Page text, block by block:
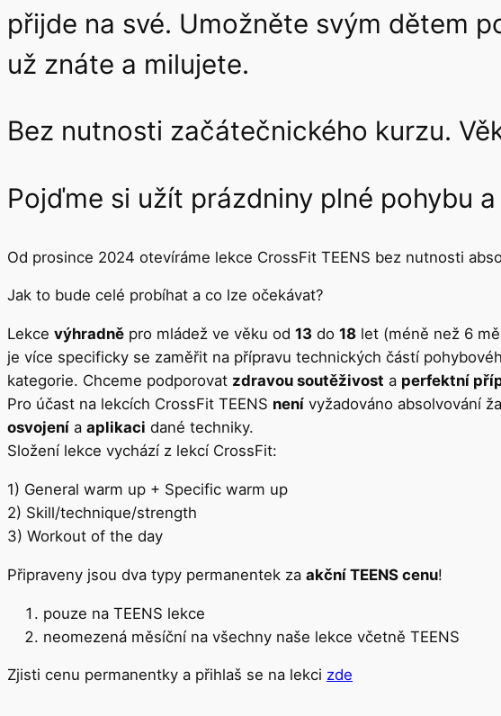
přijde na své. Umožněte svým dětem
už znáte a milujete.
Bez nutnosti začátečnického kurzu.
Pojďme si užít prázdniny plné pohybu
Od prosince 2024 otevíráme lekce CrossFit TEENS bez nutnosti
Jak to bude celé probíhat a co lze očekávat?
Lekce výhradně pro mládež ve věku od 13 do 18 let (méně než 6
je více specificky se zaměřit na přípravu technických částí
kategorie. Chceme podporovat zdravou soutěživost a perfektní
Pro účast na lekcích CrossFit TEENS není vyžadováno absolvování
osvojení a aplikaci dané techniky.
Složení lekce vychází z lekcí CrossFit:
1) General warm up + Specific warm up
2) Skill/technique/strength
3) Workout of the day
Připraveny jsou dva typy permanentek za akční TEENS cenu!
pouze na TEENS lekce
neomezená měsíční na všechny naše lekce včetně TEENS
Zjisti cenu permanentky a přihlaš se na lekci zde